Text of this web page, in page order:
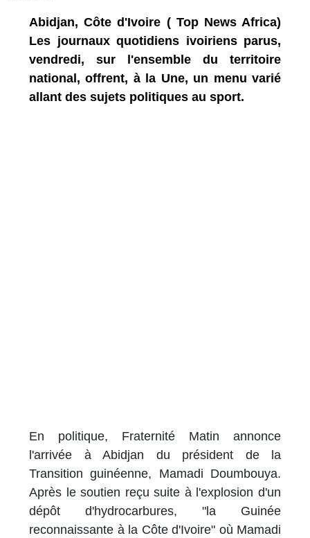
Abidjan, Côte d'Ivoire ( Top News Africa)
Les journaux quotidiens ivoiriens parus,
vendredi, sur l'ensemble du territoire
national, offrent, à la Une, un menu varié
allant des sujets politiques au sport.
En politique, Fraternité Matin annonce
l'arrivée à Abidjan du président de la
Transition guinéenne, Mamadi Doumbouya.
Après le soutien reçu suite à l'explosion d'un
dépôt d'hydrocarbures, "la Guinée
reconnaissante à la Côte d'Ivoire" où Mamadi